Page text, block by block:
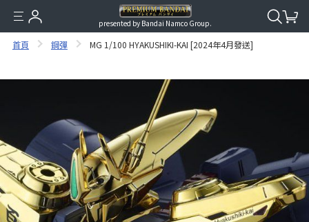
presented by Bandai Namco Group.
首頁 鋼彈 MG 1/100 HYAKUSHIKI-KAI [2024年4月發送]